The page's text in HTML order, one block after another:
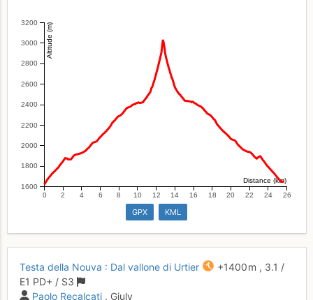
1600
1800
2000
2200
2400
2600
2800
3000
3200 Altitude (m)
0 2 4 6 8 10 12 14 16 18 20 22 24 26
Distance (km)
GPX KML
Testa della Nouva : Dal vallone di Urtier +1400 m , 3.1 /
E1 PD+ / S3
Paolo Recalcati , Giuly